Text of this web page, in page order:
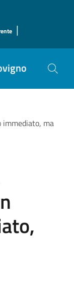
|
immediato, ma